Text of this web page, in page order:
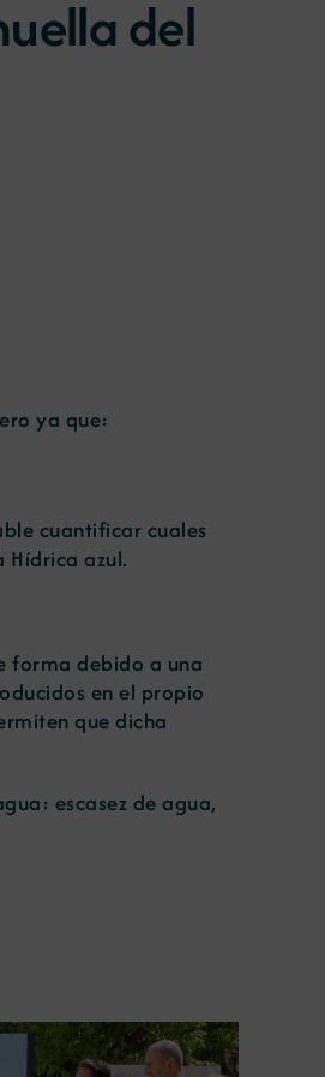
del
ya que:
cuantificar cuales
Hídrica azul.
forma debido a una
en el propio
que dicha
escasez de agua,